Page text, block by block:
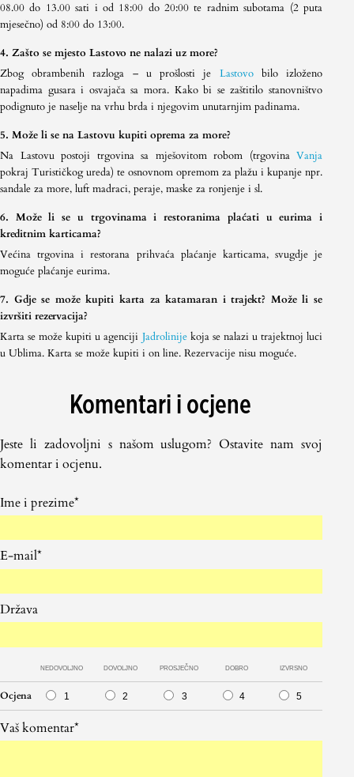
08.00 do 13.00 sati i od 18:00 do 20:00 te radnim subotama (2 puta
mjesečno) od 8:00 do 13:00.
4. Zašto se mjesto Lastovo ne nalazi uz more?
Zbog obrambenih razloga – u prošlosti je Lastovobilo izloženo
napadima gusara i osvajača sa mora. Kako bi se zaštitilo stanovništvo
podignuto je naselje na vrhu brda i njegovim unutarnjim padinama.
5. Može li se na Lastovu kupiti oprema za more?
Na Lastovu postoji trgovina sa mješovitom robom (trgovina Vanja
pokraj Turističkog ureda) te osnovnom opremom za plažu i kupanje npr.
sandale za more, luft madraci, peraje, maske za ronjenje i sl.
6. Može li se u trgovinama i restoranima plaćati u eurima i
kreditnim karticama?
Većina trgovina i restorana prihvaća plaćanje karticama, svugdje je
moguće plaćanje eurima.
7. Gdje se može kupiti karta za katamaran i trajekt? Može li se
izvršiti rezervacija?
Karta se može kupiti u agenciji Jadrolinijekoja se nalazi u trajektnoj luci
u Ublima. Karta se može kupiti i on line. Rezervacije nisu moguće.
Komentari i ocjene
Jeste li zadovoljni s našom uslugom? Ostavite nam svoj
komentar i ocjenu.
Ime i prezime*
E-mail*
Država
NEDOVOLJNO DOVOLJNO PROSJEČNO DOBRO IZVRSNO
Ocjena 1 2 3 4 5
Vaš komentar*